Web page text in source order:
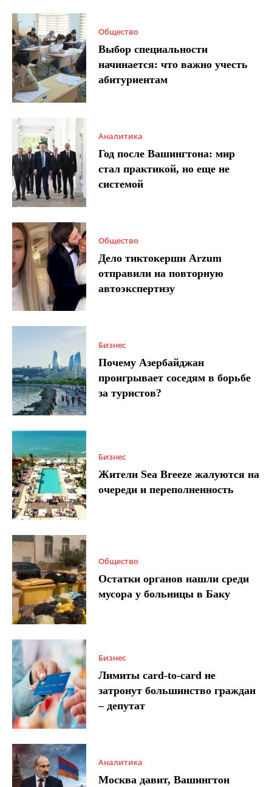
Общество
Выбор специальности
начинается: что важно учесть
абитуриентам
Аналитика
Год после Вашингтона: мир
стал практикой, но еще не
системой
Общество
Дело тиктокерши Arzum
отправили на повторную
автоэкспертизу
Бизнес
Почему Азербайджан
проигрывает соседям в борьбе
за туристов?
Бизнес
Жители Sea Breeze жалуются на
очереди и переполненность
Общество
Остатки органов нашли среди
мусора у больницы в Баку
Бизнес
Лимиты card-to-card не
затронут большинство граждан
– депутат
Аналитика
Москва давит, Вашингтон